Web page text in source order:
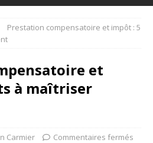
Prestation compensatoire et impôt : 5
et
à maîtriser
Carmier Commentaires fermés